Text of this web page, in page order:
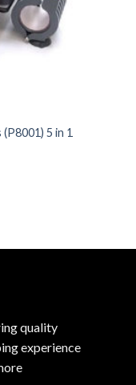
5 in 1
quality
experience